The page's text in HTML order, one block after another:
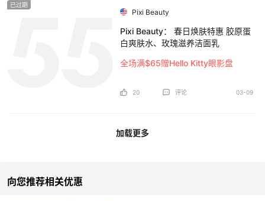
已过期
Pixi Beauty
Pixi Beauty： 春日焕肤特惠 胶原蛋
白爽肤水、玫瑰滋养洁面乳
全场满$65赠Hello Kitty眼影盘
20 评论 03-09
加载更多
向您推荐相关优惠